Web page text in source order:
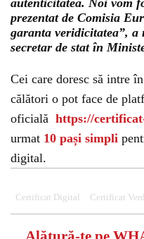
autenticitatea. Noi vom
prezentat de Comisia
garanta veridicitatea”, a
secretar de stat în
Cei care doresc să intre
călători o pot face de
oficială https://
urmat 10 pași simpli
digital.
Certificat Digital Certificat